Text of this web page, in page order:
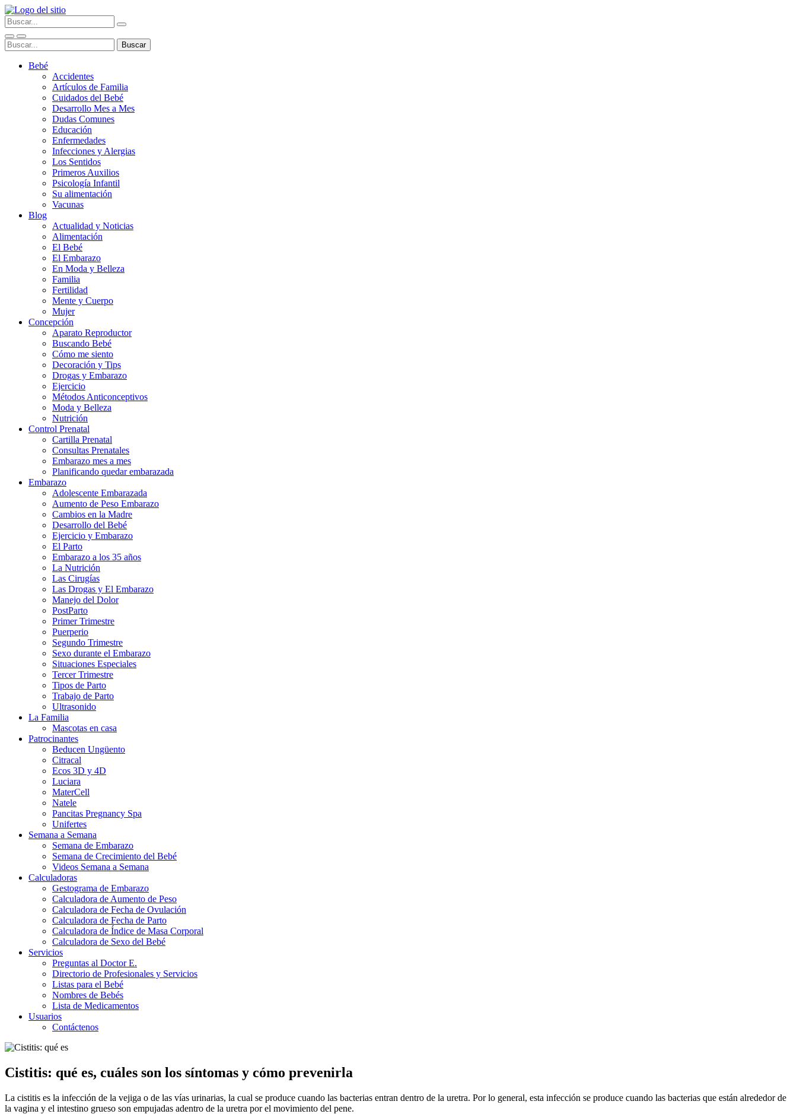
Bebé
Accidentes
Artículos de Familia
Cuidados del Bebé
Desarrollo Mes a Mes
Dudas Comunes
Educación
Enfermedades
Infecciones y Alergias
Los Sentidos
Primeros Auxilios
Psicología Infantil
Su alimentación
Vacunas
Blog
Actualidad y Noticias
Alimentación
El Bebé
El Embarazo
En Moda y Belleza
Familia
Fertilidad
Mente y Cuerpo
Mujer
Concepción
Aparato Reproductor
Buscando Bebé
Cómo me siento
Decoración y Tips
Drogas y Embarazo
Ejercicio
Métodos Anticonceptivos
Moda y Belleza
Nutrición
Control Prenatal
Cartilla Prenatal
Consultas Prenatales
Embarazo mes a mes
Planificando quedar embarazada
Embarazo
Adolescente Embarazada
Aumento de Peso Embarazo
Cambios en la Madre
Desarrollo del Bebé
Ejercicio y Embarazo
El Parto
Embarazo a los 35 años
La Nutrición
Las Cirugías
Las Drogas y El Embarazo
Manejo del Dolor
PostParto
Primer Trimestre
Puerperio
Segundo Trimestre
Sexo durante el Embarazo
Situaciones Especiales
Tercer Trimestre
Tipos de Parto
Trabajo de Parto
Ultrasonido
La Familia
Mascotas en casa
Patrocinantes
Beducen Ungüento
Citracal
Ecos 3D y 4D
Luciara
MaterCell
Natele
Pancitas Pregnancy Spa
Unifertes
Semana a Semana
Semana de Embarazo
Semana de Crecimiento del Bebé
Videos Semana a Semana
Calculadoras
Gestograma de Embarazo
Calculadora de Aumento de Peso
Calculadora de Fecha de Ovulación
Calculadora de Fecha de Parto
Calculadora de Índice de Masa Corporal
Calculadora de Sexo del Bebé
Servicios
Preguntas al Doctor E.
Directorio de Profesionales y Servicios
Listas para el Bebé
Nombres de Bebés
Lista de Medicamentos
Usuarios
Contáctenos
Cistitis: qué es, cuáles son los síntomas y cómo prevenirla
La cistitis es la infección de la vejiga o de las vías urinarias, la cual se produce cuando las bacterias entran dentro de la uretra. Por lo general, esta infección se produce cuando las bacterias que están alrededor de
la vagina y el intestino grueso son empujadas adentro de la uretra por el movimiento del pene.